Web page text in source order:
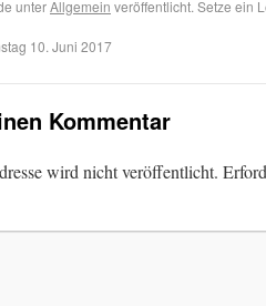
unterAllgemein veröffentlicht. Setze ein
10. Juni 2017
Kommentar
wird nicht veröffentlicht.